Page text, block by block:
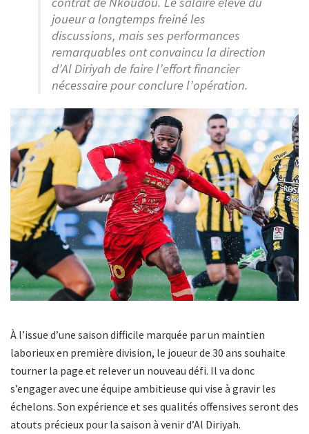
joueur a longtemps freiné les
discussions, mais ses performances
remarquables ont convaincu la direction
d’Al Diriyah de faire l’effort financier
nécessaire pour conclure l’opération.
À l’issue d’une saison difficile marquée par un maintien
laborieux en première division, le joueur de 30 ans souhaite
tourner la page et relever un nouveau défi. Il va donc
s’engager avec une équipe ambitieuse qui vise à gravir les
échelons. Son expérience et ses qualités offensives seront des
atouts précieux pour la saison à venir d’Al Diriyah.